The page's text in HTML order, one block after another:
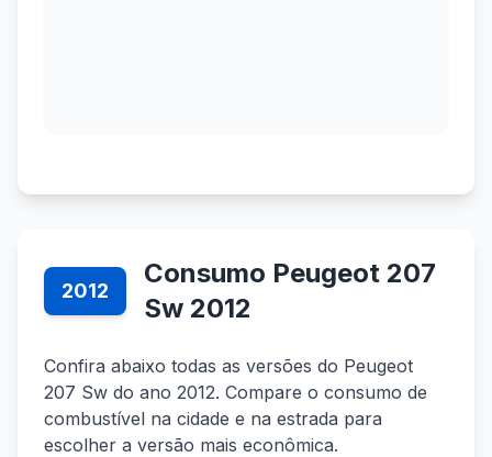
2012
Consumo Peugeot 207
Sw 2012
Confira abaixo todas as versões do Peugeot
207 Sw do ano 2012. Compare o consumo de
combustível na cidade e na estrada para
escolher a versão mais econômica.